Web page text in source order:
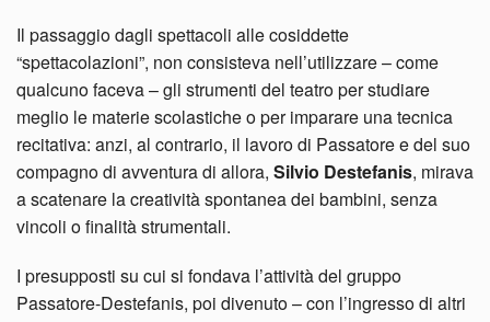
Il passaggio dagli spettacoli alle cosiddette
“spettacolazioni”, non consisteva nell’utilizzare – come
qualcuno faceva – gli strumenti del teatro per studiare
meglio le materie scolastiche o per imparare una tecnica
recitativa: anzi, al contrario, il lavoro di Passatore e del suo
compagno di avventura di allora, Silvio Destefanis, mirava
a scatenare la creatività spontanea dei bambini, senza
vincoli o finalità strumentali.
I presupposti su cui si fondava l’attività del gruppo
Passatore-Destefanis, poi divenuto – con l’ingresso di altri